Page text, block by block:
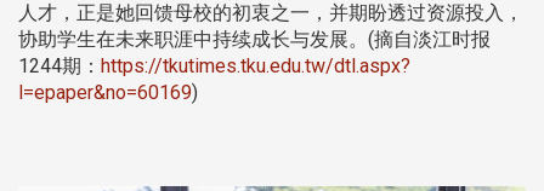
人才，正是她回馈母校的初衷之一，并期盼透过资源投入，
协助学生在未来职涯中持续成长与发展。(摘自淡江时报
1244期： https://tkutimes.tku.edu.tw/dtl.aspx?
l=epaper&no=60169)